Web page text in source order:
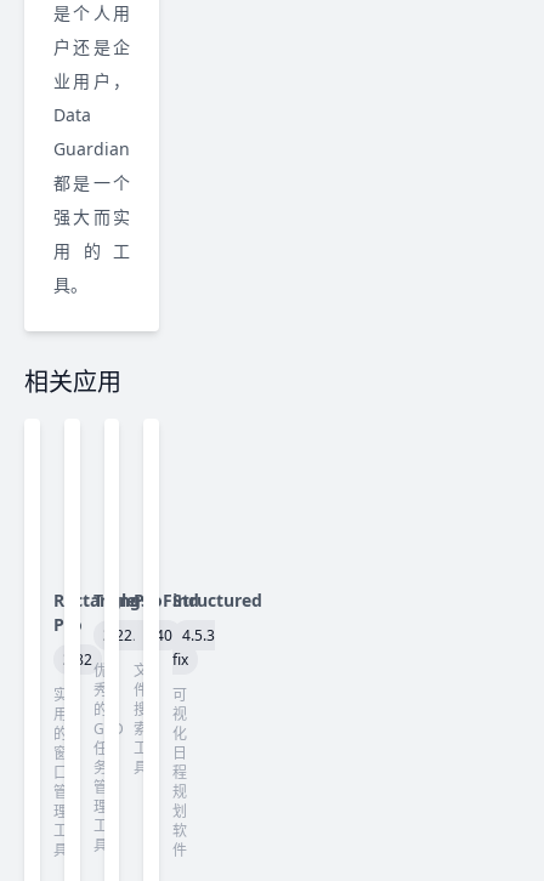
是个人用
户还是企
业用户，
Data
Guardian
都是一个
强大而实
用的工
具。
相关应用
Rectangle
Pro
3.82
实
用
的
窗
口
管
理
工
具
Things
3.22.13
优
秀
的
GTD
任
务
管
理
工
具
ProFind
1.40
文
件
搜
索
工
具
Structured
4.5.3
fix
可
视
化
日
程
规
划
软
件